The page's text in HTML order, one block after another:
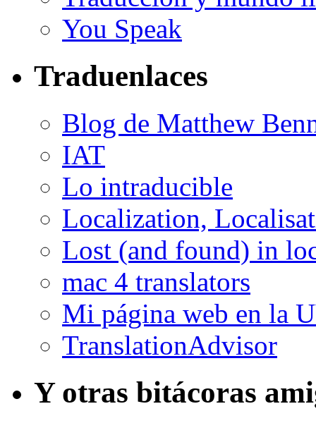
You Speak
Traduenlaces
Blog de Matthew
IAT
Lo intraducible
Localization,
Lost (and found) in
mac 4 translators
Mi página web en la
TranslationAdvisor
Y otras bitácoras